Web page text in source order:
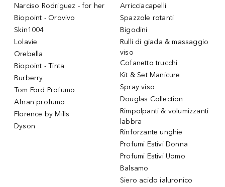
Narciso Rodriguez - for her
Biopoint - Orovivo
Skin1004
Lolavie
Orebella
Biopoint - Tinta
Burberry
Tom Ford Profumo
Afnan profumo
Florence by Mills
Dyson
Arricciacapelli
Spazzole rotanti
Bigodini
Rulli di giada & massaggio
viso
Cofanetto trucchi
Kit & Set Manicure
Spray viso
Douglas Collection
Rimpolpanti & volumizzanti
labbra
Rinforzante unghie
Profumi Estivi Donna
Profumi Estivi Uomo
Balsamo
Siero acido ialuronico